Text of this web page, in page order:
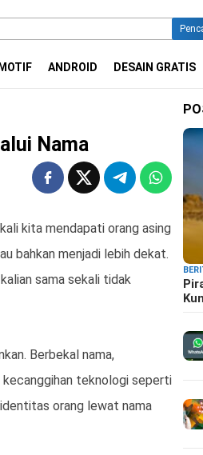
ANDROID DESAIN GRATIS
Nama
kita mendapati orang asing
bahkan menjadi lebih dekat.
sama sekali tidak
Berbekal nama,
kecanggihan teknologi seperti
orang lewat nama